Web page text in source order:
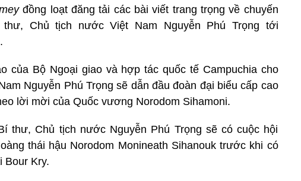
đồng loạt đăng tải các bài viết trang trọng về chuyến
Chủ tịch nước Việt Nam Nguyễn Phú Trọng tới
của Bộ Ngoại giao và hợp tác quốc tế Campuchia cho
Nguyễn Phú Trọng sẽ dẫn đầu đoàn đại biểu cấp cao
lời mời của Quốc vương Norodom Sihamoni.
thư, Chủ tịch nước Nguyễn Phú Trọng sẽ có cuộc hội
thái hậu Norodom Monineath Sihanouk trước khi có
Bour Kry.